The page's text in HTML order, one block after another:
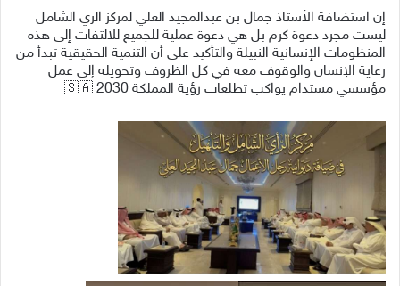
‏إن استضافة الأستاذ جمال بن عبدالمجيد العلي لمركز الري الشامل
ليست مجرد دعوة كرم بل هي دعوة عملية للجميع للالتفات إلى هذه
المنظومات الإنسانية النبيلة والتأكيد على أن التنمية الحقيقية تبدأ من
رعاية الإنسان والوقوف معه في كل الظروف وتحويله إلى عمل
مؤسسي مستدام يواكب تطلعات رؤية المملكة 2030 🇸🇦